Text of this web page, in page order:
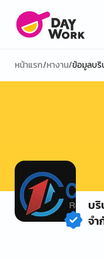
หน้าแรก/หางาน/ข้อมูลบ
บริ
จำ